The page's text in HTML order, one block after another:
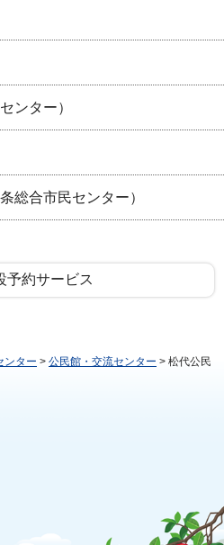
ンター）
総合市民センター）
予約サービス
ンター > 公民館・交流センター > 松代公民